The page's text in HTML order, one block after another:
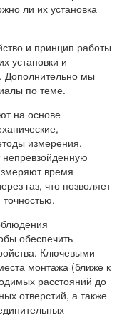
ли их установка
и принцип работы
установки и
Дополнительно мы
по теме.
на основе
измерения.
непревзойденную
время
газ, что позволяет
обеспечить
Ключевыми
монтажа (ближе к
расстояний до
отверстий, а также